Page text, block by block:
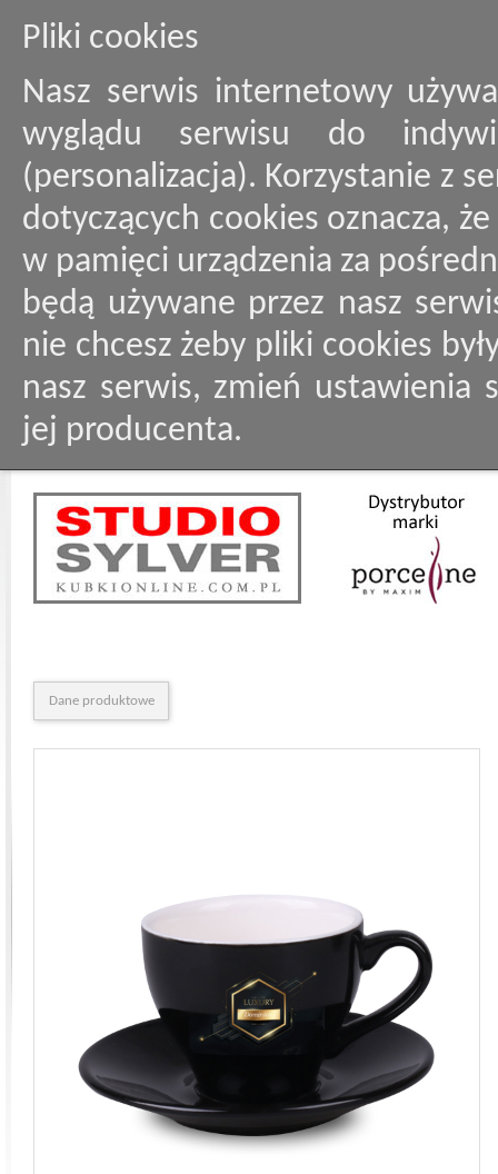
Pliki cookies
Nasz serwis internetowy
wyglądu serwisu do
(personalizacja). Korzystanie z
dotyczących cookies oznacza,
w pamięci urządzenia za
będą używane przez nasz
nie chcesz żeby pliki cookies
nasz serwis, zmień ustawienia
jej producenta.
Dane produktowe